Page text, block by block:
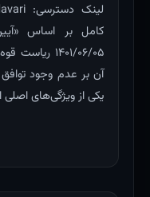
کامل بر اساس
۱۴۰۱/۰۶/۰۵
آن بر عدم وجود
یکی از ویژگی‌های اصلی